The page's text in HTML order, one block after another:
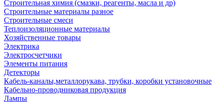
Строительная химия (смазки, реагенты, масла и др)
Строительные материалы разное
Строительные смеси
Теплоизоляционные материалы
Хозяйственные товары
Электрика
Электросчетчики
Элементы питания
Детекторы
Кабель-каналы,металлорукава, трубки, коробки установочные
Кабельно-проводниковая продукция
Лампы